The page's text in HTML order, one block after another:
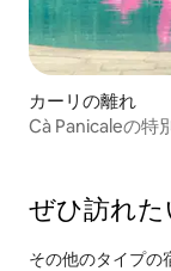
カーリの離れ
Cà Panicaleの特
ぜひ訪⁠れ⁠
その他のタ⁠イ⁠プ⁠の